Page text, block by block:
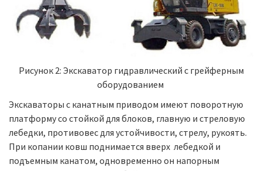
Рисунок 2: Экскаватор гидравлический c грейферным
оборудованием
Экскаваторы с канатным приводом имеют поворотную
платформу со стойкой для блоков, главную и стреловую
лебедки, противовес для устойчивости, стрелу, рукоять.
При копании ковш поднимается вверх лебедкой и
подъемным канатом, одновременно он напорным